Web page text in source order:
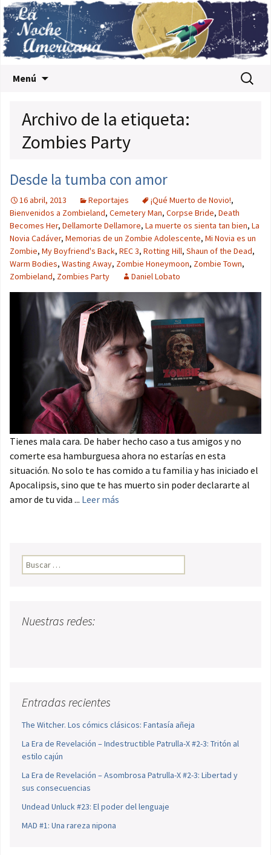
Menú Buscar:
Archivo de la etiqueta:
Zombies Party
Desde la tumba con amor
16 abril, 2013 Reportajes ¡Qué Muerto de Novio!,
Bienvenidos a Zombieland, Cemetery Man, Corpse Bride, Death
Becomes Her, Dellamorte Dellamore, La muerte os sienta tan bien, La
Novia Cadáver, Memorias de un Zombie Adolescente, Mi Novia es un
Zombie, My Boyfriend's Back, REC 3, Rotting Hill, Shaun of the Dead,
Warm Bodies, Wasting Away, Zombie Honeymoon, Zombie Town,
Zombieland, Zombies Party Daniel Lobato
Tienes mala cara. De haber hecho caso a tus amigos y no
comerte esa hamburguesa ahora no estarías en esta
situación. No solo te has comido a tu familia y has iniciado el
Apocalipsis, sino que te has muerto sin poder declararte al
amor de tu vida ... Leer más
Buscar:
Nuestras redes:
Entradas recientes
The Witcher. Los cómics clásicos: Fantasía añeja
La Era de Revelación – Indestructible Patrulla-X #2-3: Tritón al
estilo cajún
La Era de Revelación – Asombrosa Patrulla-X #2-3: Libertad y
sus consecuencias
Undead Unluck #23: El poder del lenguaje
MAD #1: Una rareza nipona